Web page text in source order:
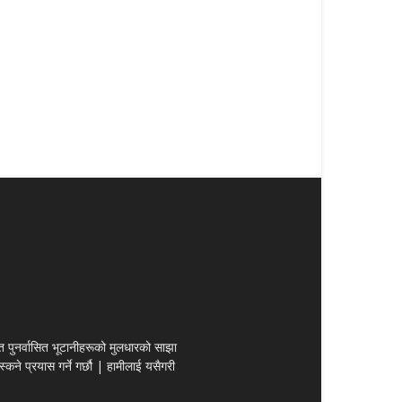
पुनर्वासित भूटानीहरूको मुलधारको साझा
प्रयास गर्ने गर्छौ | हामीलाई यसैगरी